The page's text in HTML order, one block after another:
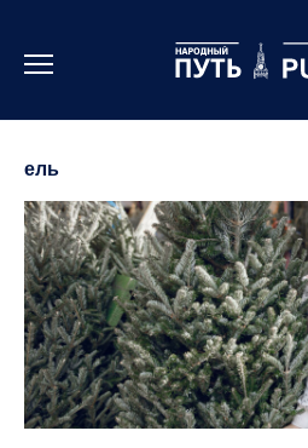
содержанию
ель